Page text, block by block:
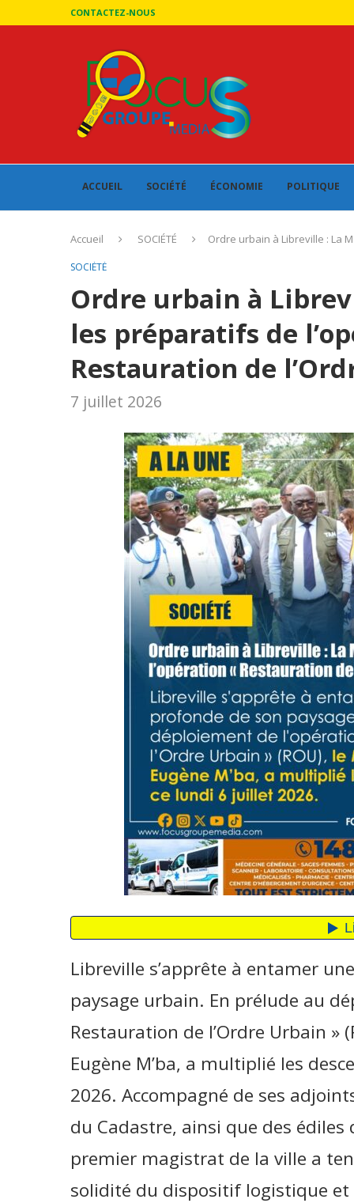
CONTACTEZ-NOUS
ACCUEIL SOCIÉTÉ ÉCONOMIE POLITIQUE
Accueil SOCIÉTÉ Ordre urbain à Libreville : La
SOCIÉTÉ
Ordre urbain à
les préparatifs de
Restauration de
7 juillet 2026
Libreville s’apprête à entamer
paysage urbain. En prélude au
Restauration de l’Ordre Urbain »
Eugène M’ba, a multiplié les
2026. Accompagné de ses
du Cadastre, ainsi que des
premier magistrat de la ville a
solidité du dispositif logistique